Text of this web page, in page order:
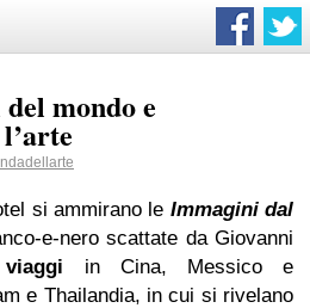
mondo e
si ammirano le Immagini dal
e-nero scattate da Giovanni
viaggi in Cina, Messico e
e Thailandia, in cui si rivelano